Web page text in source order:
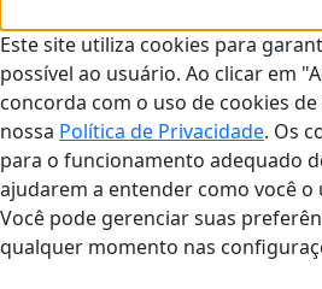
Este site utiliza cookies para
possível ao usuário. Ao clicar em
concorda com o uso de cookies
nossa Política de Privacidade. Os
para o funcionamento adequado
ajudarem a entender como você o
Você pode gerenciar suas
qualquer momento nas